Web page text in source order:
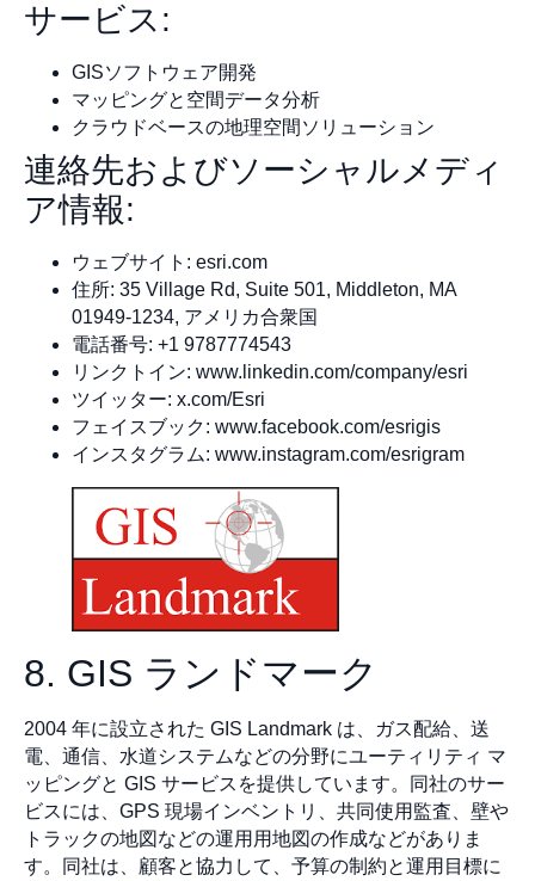
サービス:
GISソフトウェア開発
マッピングと空間データ分析
クラウドベースの地理空間ソリューション
連絡先およびソーシャルメディ
ア情報:
ウェブサイト: esri.com
住所: 35 Village Rd, Suite 501, Middleton, MA
01949-1234, アメリカ合衆国
電話番号: +1 9787774543
リンクトイン: www.linkedin.com/company/esri
ツイッター: x.com/Esri
フェイスブック: www.facebook.com/esrigis
インスタグラム: www.instagram.com/esrigram
8. GIS ランドマーク
2004 年に設立された GIS Landmark は、ガス配給、送
電、通信、水道システムなどの分野にユーティリティ マ
ッピングと GIS サービスを提供しています。同社のサー
ビスには、GPS 現場インベントリ、共同使用監査、壁や
トラックの地図などの運用用地図の作成などがありま
す。同社は、顧客と協力して、予算の制約と運用目標に